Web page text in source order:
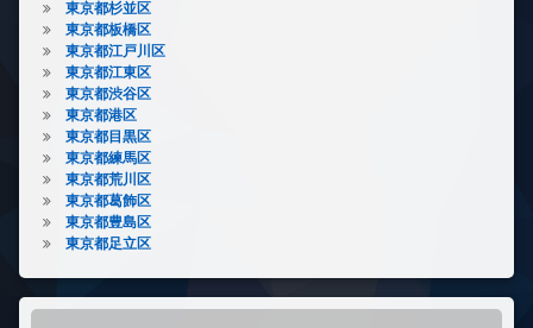
東京都杉並区
東京都板橋区
東京都江戸川区
東京都江東区
東京都渋谷区
東京都港区
東京都目黒区
東京都練馬区
東京都荒川区
東京都葛飾区
東京都豊島区
東京都足立区